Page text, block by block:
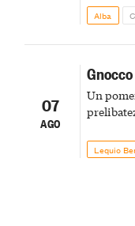
Alba
07
AGO
Un
Lequio